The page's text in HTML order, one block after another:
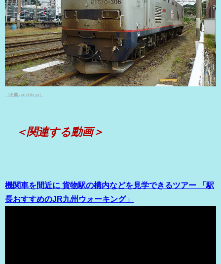
（出典 ameblo.jp）
＜関連する動画＞
機関車を間近に 貨物駅の構内などを見学できるツアー 「駅
長おすすめのJR九州ウォーキング」